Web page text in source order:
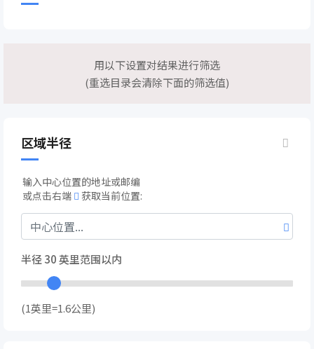
用以下设置对结果进行筛选
(重选目录会清除下面的筛选值)
区域半径
输入中心位置的地址或邮编
或点击右端
获取当前位置:
半径30英里范围以内
(1英里=1.6公里)